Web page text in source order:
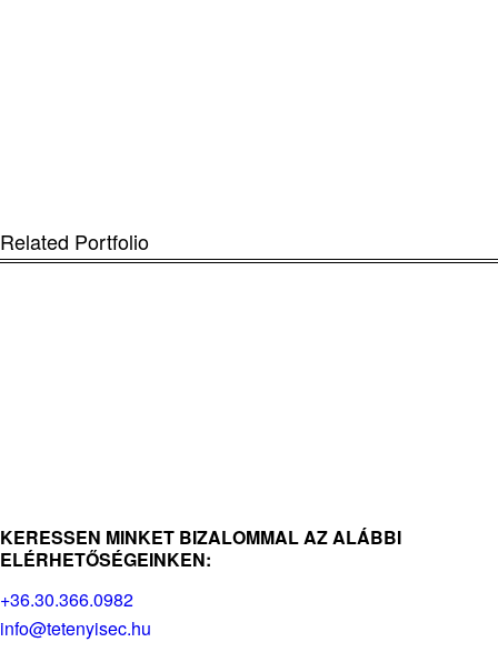
Related Portfolio
KERESSEN MINKET BIZALOMMAL AZ ALÁBBI
ELÉRHETŐSÉGEINKEN:
+36.30.366.0982
info@tetenyisec.hu